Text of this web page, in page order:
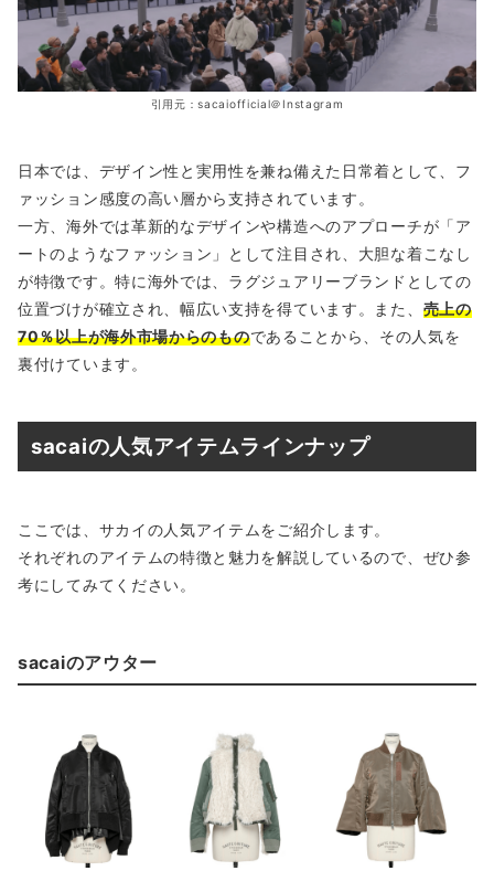
引用元：sacaiofficial＠Instagram
日本では、デザイン性と実用性を兼ね備えた日常着として、フ
ァッション感度の高い層から支持されています。
一方、海外では革新的なデザインや構造へのアプローチが「ア
ートのようなファッション」として注目され、大胆な着こなし
が特徴です。特に海外では、ラグジュアリーブランドとしての
位置づけが確立され、幅広い支持を得ています。また、 売上の
70％以上が海外市場からのものであることから、その人気を
裏付けています。
sacaiの人気アイテムラインナップ
ここでは、サカイの人気アイテムをご紹介します。
それぞれのアイテムの特徴と魅力を解説しているので、ぜひ参
考にしてみてください。
sacaiのアウター